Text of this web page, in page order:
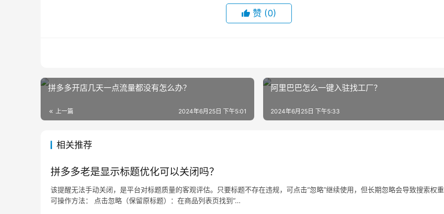
赞 (0)
拼多多开店几天一点流量都没有怎么办？
上一篇 2024年6月25日 下午5:01
阿里巴巴怎么一键入驻找工厂？
2024年6月25日 下午5:33
相关推荐
拼多多老是显示标题优化可以关闭吗？
该提醒无法手动关闭，是平台对标题质量的客观评估。只要标题不存在违规，可点击“忽略”继续使用，但长期忽略会导致搜索权重
可操作方法： 点击忽略（保留原标题）：在商品列表页找到“…